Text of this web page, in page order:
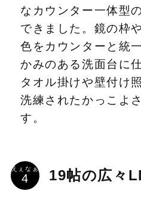
なカウンター一体型
できました。鏡の枠
色をカウンターと統
かみのある洗面台に
タオル掛けや壁付け
洗練されたかっこよ
す。
えぇなぁ 19帖の広々